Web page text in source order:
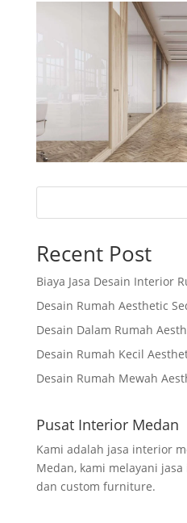
Recent Post
Biaya Jasa Desain Interior
Desain Rumah Aesthetic
Desain Dalam Rumah
Desain Rumah Kecil
Desain Rumah Mewah
Pusat Interior Medan
Kami adalah jasa interior
Medan, kami melayani
dan custom furniture.